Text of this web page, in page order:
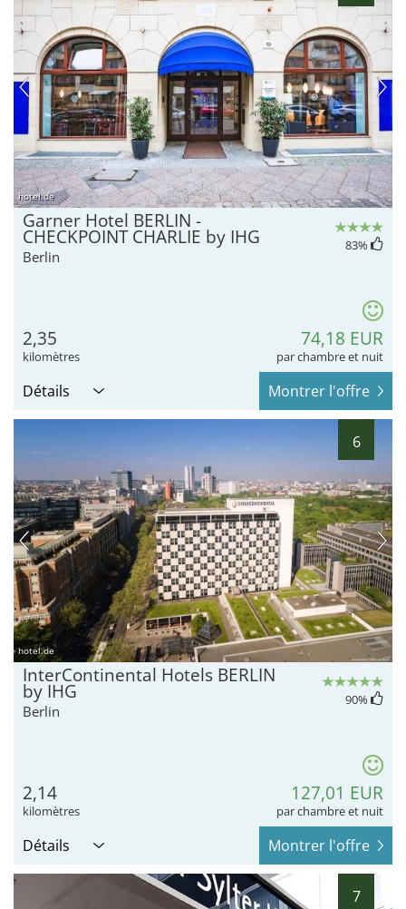
hotel.de
Garner Hotel BERLIN -
CHECKPOINT CHARLIE by IHG
Berlin
83%
2,35
kilomètres
74,18 EUR
par chambre et nuit
Détails Montrer l'offre
6
hotel.de
InterContinental Hotels BERLIN
by IHG
Berlin
90%
2,14
kilomètres
127,01 EUR
par chambre et nuit
Détails Montrer l'offre
7